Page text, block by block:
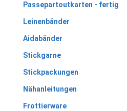
Passepartoutkarten - fertig
Leinenbänder
Aidabänder
Stickgarne
Stickpackungen
Nähanleitungen
Frottierware